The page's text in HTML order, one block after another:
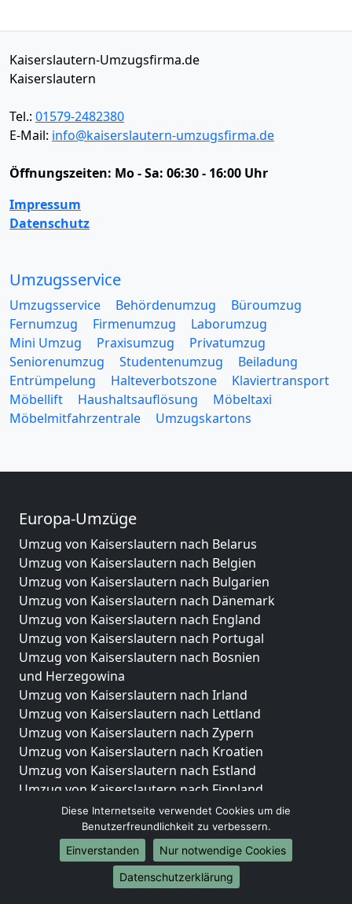
Kaiserslautern-Umzugsfirma.de
Kaiserslautern
Tel.: 01579-2482380
E-Mail: info@kaiserslautern-umzugsfirma.de
Öffnungszeiten: Mo - Sa: 06:30 - 16:00 Uhr
Impressum
Datenschutz
Umzugsservice
Umzugsservice Behördenumzug
Büroumzug
Fernumzug
Firmenumzug
Laborumzug
Mini Umzug
Praxisumzug
Privatumzug
Seniorenumzug
Studentenumzug
Beiladung
Entrümpelung
Halteverbotszone
Klaviertransport
Möbellift
Haushaltsauflösung
Möbeltaxi
Möbelmitfahrzentrale
Umzugskartons
Europa-Umzüge
Umzug von Kaiserslautern nach Belarus
Umzug von Kaiserslautern nach Belgien
Umzug von Kaiserslautern nach Bulgarien
Umzug von Kaiserslautern nach Dänemark
Umzug von Kaiserslautern nach England
Umzug von Kaiserslautern nach Portugal
Umzug von Kaiserslautern nach Bosnien
und Herzegowina
Umzug von Kaiserslautern nach Irland
Umzug von Kaiserslautern nach Lettland
Umzug von Kaiserslautern nach Zypern
Umzug von Kaiserslautern nach Kroatien
Umzug von Kaiserslautern nach Estland
Umzug von Kaiserslautern nach Finnland
Umzug von Kaiserslautern nach Frankreich
Umzug von Kaiserslautern nach Griechenland
Umzug von Kaiserslautern nach Italien
Umzug von Kaiserslautern nach Liechtenstein
Umzug von Kaiserslautern nach Luxemburg
Diese Internetseite verwendet Cookies um die
Benutzerfreundlichkeit zu verbessern.
Einverstanden
Nur notwendige Cookies
Datenschutzerklärung